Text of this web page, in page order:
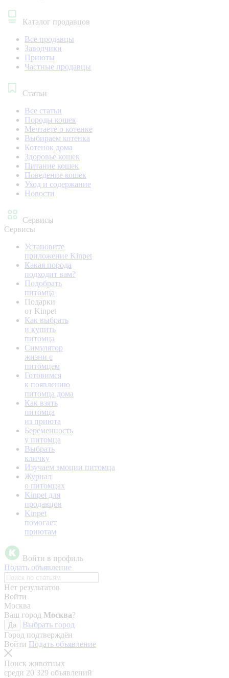
Каталог продавцов
Все продавцы
Заводчики
Приюты
Частные продавцы
Статьи
Все статьи
Породы кошек
Мечтаете о котенке
Выбираем котенка
Котенок дома
Здоровье кошек
Питание кошек
Поведение кошек
Уход и содержание
Новости
Сервисы
Сервисы
Установите
приложение Kinpet
Какая порода
подходит вам?
Подобрать
питомца
Подарки
от Kinpet
Как выбрать
и купить
питомца
Симулятор
жизни с
питомцем
Готовимся
к появлению
питомца дома
Как взять
питомца
из приюта
Беременность
у питомца
Выбрать
кличку
Изучаем эмоции питомца
Журнал
о питомцах
Kinpet для
продавцов
Kinpet
помогает
приютам
Войти в профиль
Подать объявление
Нет результатов
Войти
Москва
Ваш город Москва?
Да
Выбрать город
Город подтверждён
Войти Подать объявление
Поиск животных
среди 20 329 объявлений